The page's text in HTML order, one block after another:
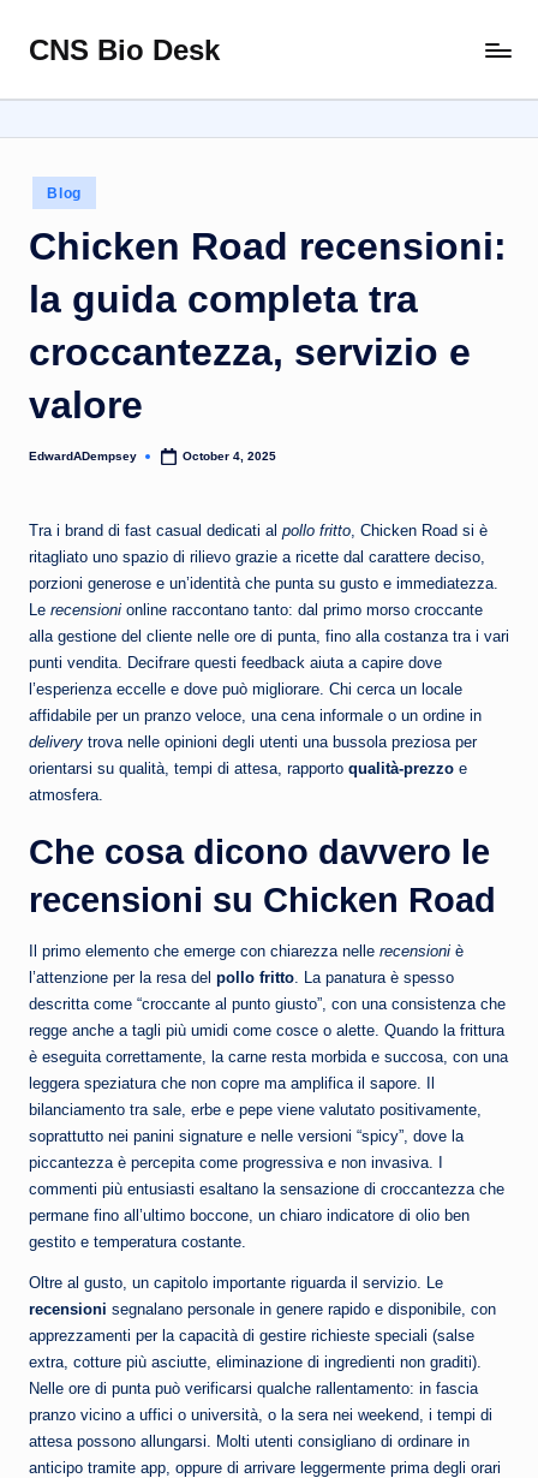
Skip
content
CNS Bio Desk
Life
Story
Posted
in
Blog
Chicken Road recensioni:
la guida completa tra
croccantezza, servizio e
valore
Posted
EdwardADempsey October 4, 2025
Tra i brand di fast casual dedicati al pollo fritto, Chicken Road si è
ritagliato uno spazio di rilievo grazie a ricette dal carattere deciso,
porzioni generose e un’identità che punta su gusto e immediatezza.
Le recensioni online raccontano tanto: dal primo morso croccante
alla gestione del cliente nelle ore di punta, fino alla costanza tra i vari
punti vendita. Decifrare questi feedback aiuta a capire dove
l’esperienza eccelle e dove può migliorare. Chi cerca un locale
affidabile per un pranzo veloce, una cena informale o un ordine in
delivery trova nelle opinioni degli utenti una bussola preziosa per
orientarsi su qualità, tempi di attesa, rapporto qualità-prezzo e
atmosfera.
Che cosa dicono davvero le
recensioni su Chicken Road
Il primo elemento che emerge con chiarezza nelle recensioni è
l’attenzione per la resa del pollo fritto. La panatura è spesso
descritta come “croccante al punto giusto”, con una consistenza che
regge anche a tagli più umidi come cosce o alette. Quando la frittura
è eseguita correttamente, la carne resta morbida e succosa, con una
leggera speziatura che non copre ma amplifica il sapore. Il
bilanciamento tra sale, erbe e pepe viene valutato positivamente,
soprattutto nei panini signature e nelle versioni “spicy”, dove la
piccantezza è percepita come progressiva e non invasiva. I
commenti più entusiasti esaltano la sensazione di croccantezza che
permane fino all’ultimo boccone, un chiaro indicatore di olio ben
gestito e temperatura costante.
Oltre al gusto, un capitolo importante riguarda il servizio. Le
recensioni segnalano personale in genere rapido e disponibile, con
apprezzamenti per la capacità di gestire richieste speciali (salse
extra, cotture più asciutte, eliminazione di ingredienti non graditi).
Nelle ore di punta può verificarsi qualche rallentamento: in fascia
pranzo vicino a uffici o università, o la sera nei weekend, i tempi di
attesa possono allungarsi. Molti utenti consigliano di ordinare in
anticipo tramite app, oppure di arrivare leggermente prima degli orari